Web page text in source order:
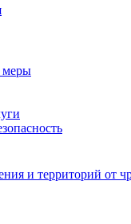
меры
и территорий от